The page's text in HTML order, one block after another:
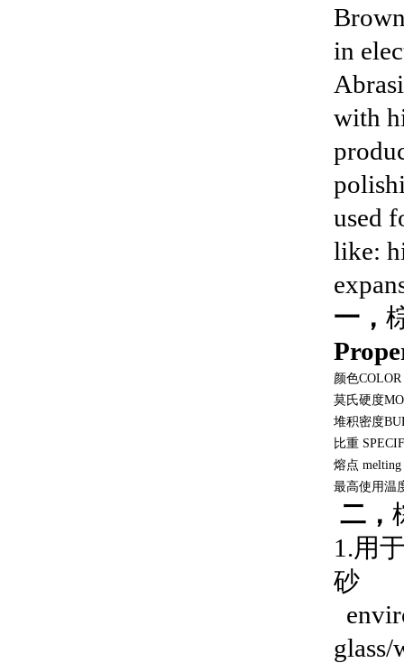
in
with
used
like:
一，
颜色COLOR
莫氏硬度
堆积密度
比重
熔点 melting
最高使用温
二，
1.用
砂
glass/